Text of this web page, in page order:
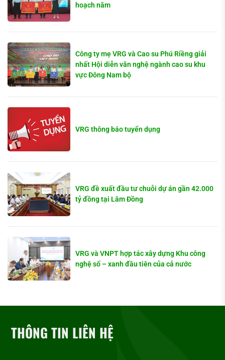
hoạch năm
Công ty mẹ VRG và Cao su Phú Riềng giải
nhất Hội diễn văn nghệ ngành cao su khu
vực Đông Nam bộ
VRG thông báo tuyển dụng
VRG đề xuất đầu tư chuỗi dự án gần 42.000
tỷ đồng tại Lâm Đồng
VRG và VNPT hợp tác xây dựng Khu công
nghệ số – xanh đầu tiên của cả nước
THÔNG TIN LIÊN HỆ